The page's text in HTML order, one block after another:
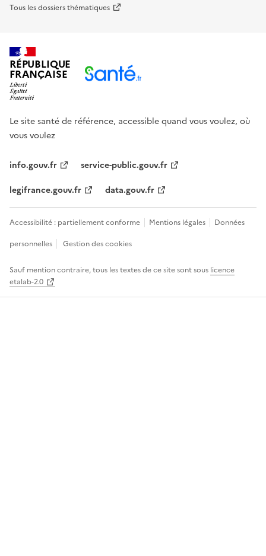
Tous les dossiers thématiques
RÉPUBLIQUE
FRANÇAISE
Le site santé de référence, accessible quand vous voulez, où
vous voulez
info.gouv.fr
service-public.gouv.fr
legifrance.gouv.fr
data.gouv.fr
Accessibilité : partiellement conforme Mentions légales
Données
personnelles
Gestion des cookies
Sauf mention contraire, tous les textes de ce site sont sous licence
etalab-2.0